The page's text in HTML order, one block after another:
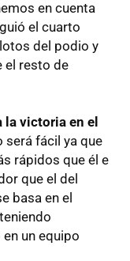
en cuenta
el cuarto
del podio y
el resto de
la victoria en el
será fácil ya que
rápidos que él e
que el del
basa en el
un equipo